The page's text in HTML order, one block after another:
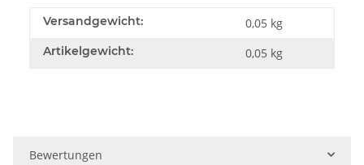
Versandgewicht: 0,05 kg
Artikelgewicht: 0,05 kg
Bewertungen